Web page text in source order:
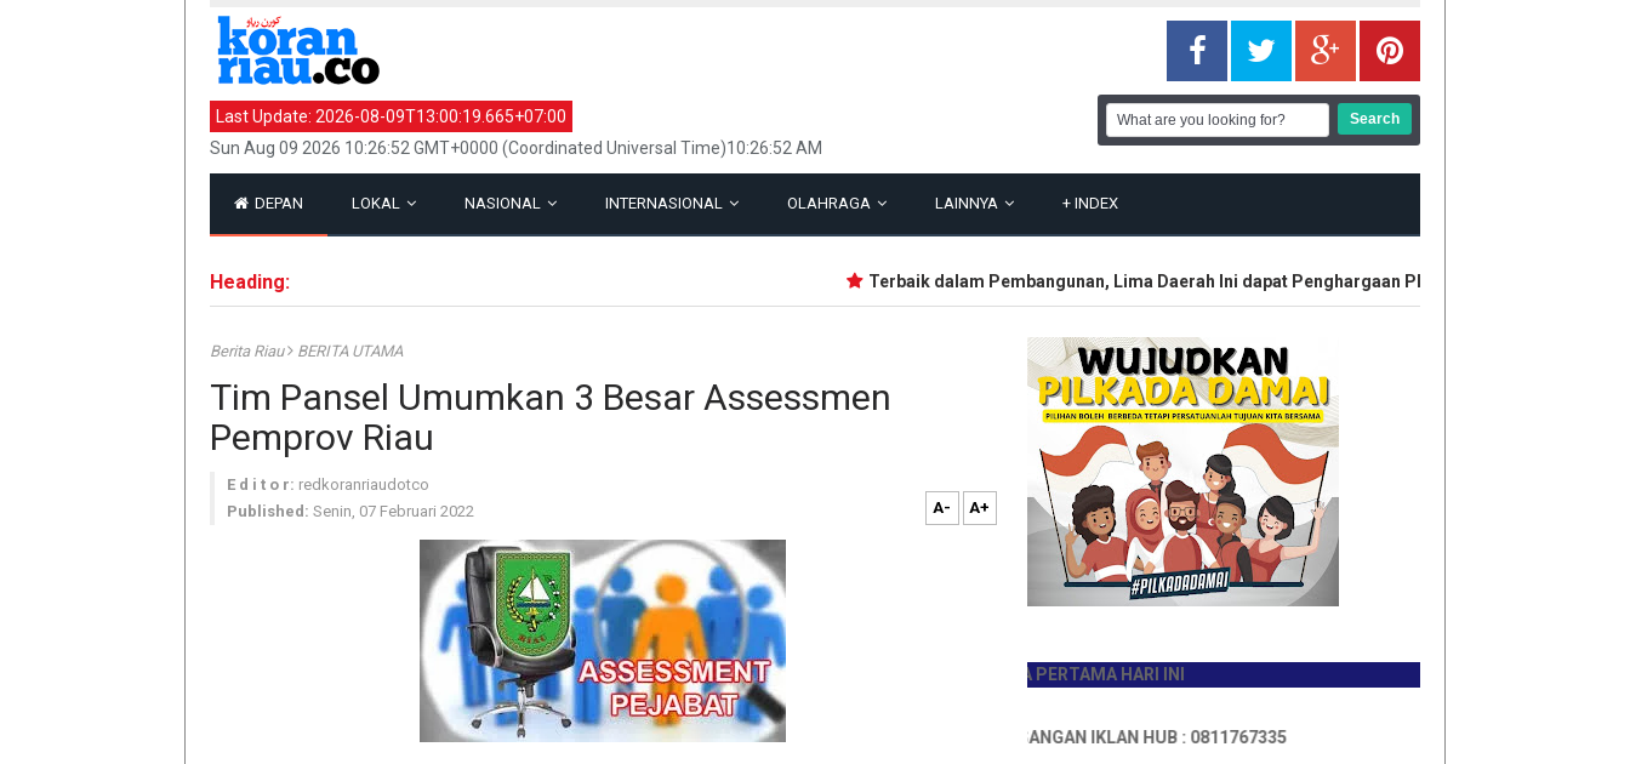
Last Update: 2026-08-09T13:00:19.665+07:00
Sun Aug 09 2026 10:26:52 GMT+0000 (Coordinated Universal Time)10:26:52 AM
DEPAN LOKAL NASIONAL INTERNASIONAL OLAHRAGA LAINNYA + INDEX
Heading: Terbaik dalam Pembangunan, Lima Daerah Ini dapat Penghargaan Plt Gubri SF Hariyanto
Berita Riau BERITA UTAMA
Tim Pansel Umumkan 3 Besar Assessmen
Pemprov Riau
E d i t o r: redkoranriaudotco
Published: Senin, 07 Februari 2022 A- A+
JADILAH PEMBACA PERTAMA HARI INI
INFO PEMASANGAN IKLAN HUB : 0811767335